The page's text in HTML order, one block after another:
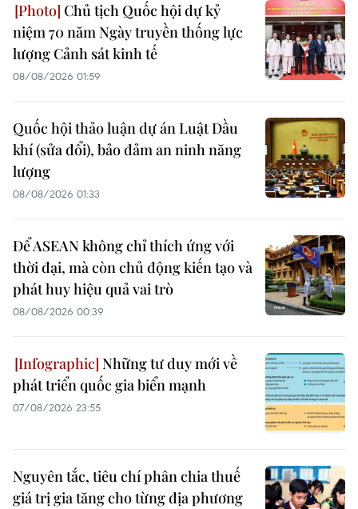
Chủ tịch Quốc hội dự kỷ
niệm 70 năm Ngày truyền thống lực
lượng Cảnh sát kinh tế
08/08/2026 01:59
Quốc hội thảo luận dự án Luật Dầu
khí (sửa đổi), bảo đảm an ninh năng
lượng
08/08/2026 01:33
Để ASEAN không chỉ thích ứng với
thời đại, mà còn chủ động kiến tạo và
phát huy hiệu quả vai trò
08/08/2026 00:39
Những tư duy mới về
phát triển quốc gia biển mạnh
07/08/2026 23:55
Nguyên tắc, tiêu chí phân chia thuế
giá trị gia tăng cho từng địa phương